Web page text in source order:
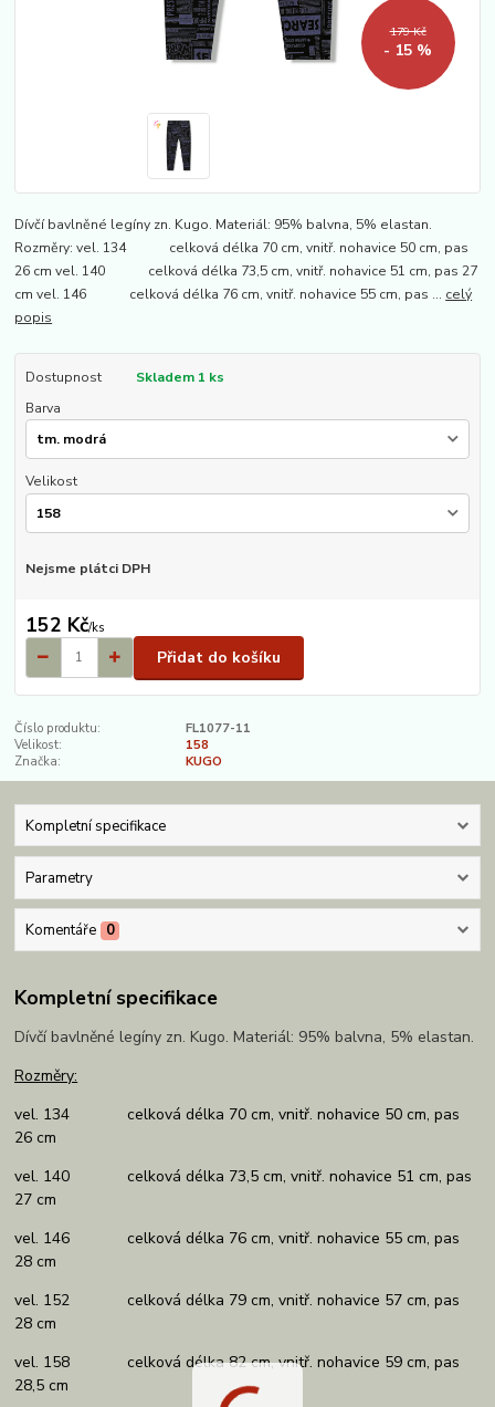
179 Kč
- 15 %
Dívčí bavlněné legíny zn. Kugo. Materiál: 95% balvna, 5% elastan.
Rozměry: vel. 134 celková délka 70 cm, vnitř. nohavice 50 cm, pas
26 cm vel. 140 celková délka 73,5 cm, vnitř. nohavice 51 cm, pas 27
cm vel. 146 celková délka 76 cm, vnitř. nohavice 55 cm, pas ... celý
popis
Dostupnost
Skladem 1 ks
Barva
Velikost
Nejsme plátci DPH
152 Kč/ks
Přidat do košíku
Číslo produktu:
FL1077-11
Velikost:
158
Značka:
KUGO
Kompletní specifikace
Parametry
Komentáře 0
Kompletní specifikace
Dívčí bavlněné legíny zn. Kugo. Materiál: 95% balvna, 5% elastan.
Rozměry:
vel. 134 celková délka 70 cm, vnitř. nohavice 50 cm, pas
26 cm
vel. 140 celková délka 73,5 cm, vnitř. nohavice 51 cm, pas
27 cm
vel. 146 celková délka 76 cm, vnitř. nohavice 55 cm, pas
28 cm
vel. 152 celková délka 79 cm, vnitř. nohavice 57 cm, pas
28 cm
vel. 158 celková délka 82 cm, vnitř. nohavice 59 cm, pas
28,5 cm